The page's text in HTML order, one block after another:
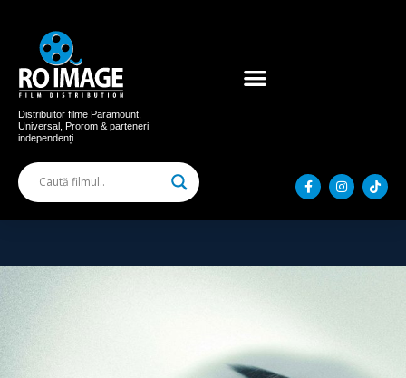
Distribuitor filme Paramount,
Universal, Prorom & parteneri
independenți